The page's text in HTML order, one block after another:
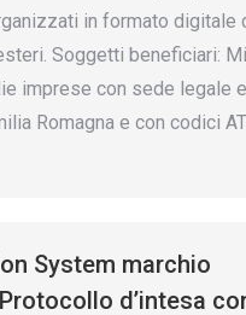
in formato digitale
Soggetti beneficiari:
imprese con sede legale e
Romagna e con codici
System marchio
d’intesa